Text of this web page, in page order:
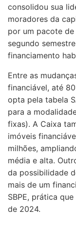
consolidou sua
moradores da
por um pacote
segundo
financiamento
Entre as
financiável, até
opta pela tabela
para a
fixas). A Caixa
imóveis
milhões,
média e alta.
da possibilidade
mais de um
SBPE, prática
de 2024.